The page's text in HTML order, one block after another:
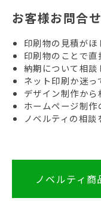
お客様お問合
印刷物の見積がほ
印刷物のことで直
納期について相談
ネット印刷か迷っ
デザイン制作から
ホームページ制作
ノベルティの相談
ノベルティ